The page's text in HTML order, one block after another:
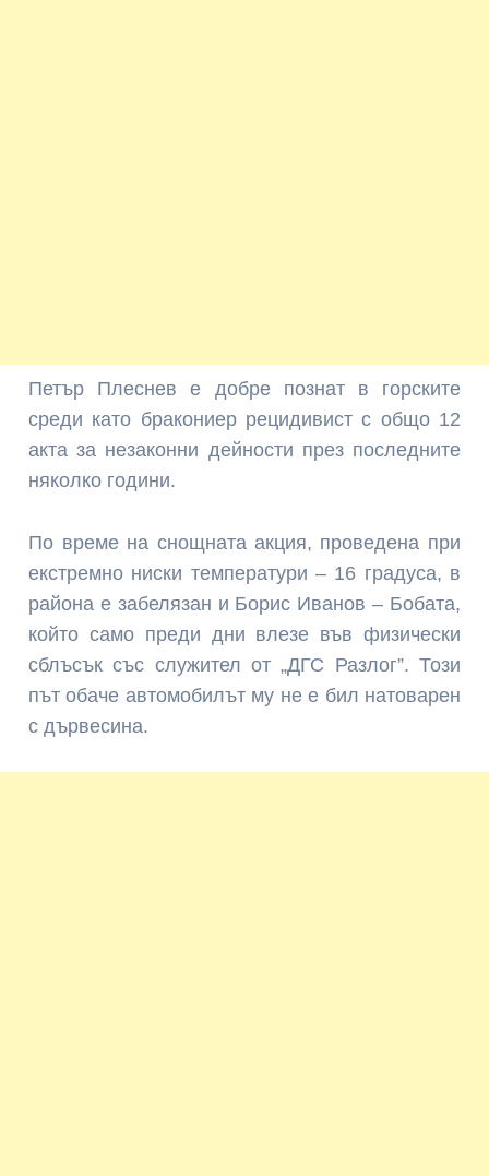
Петър Плеснев е добре познат в горските
среди като бракониер рецидивист с общо 12
акта за незаконни дейности през последните
няколко години.
По време на снощната акция, проведена при
екстремно ниски температури – 16 градуса, в
района е забелязан и Борис Иванов – Бобата,
който само преди дни влезе във физически
сблъсък със служител от „ДГС Разлог”. Този
път обаче автомобилът му не е бил натоварен
с дървесина.